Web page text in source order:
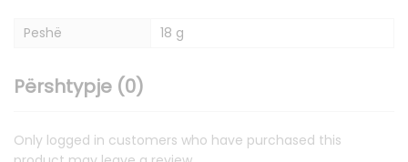
Peshë 18 g
Përshtypje (0)
Only logged in customers who have purchased this